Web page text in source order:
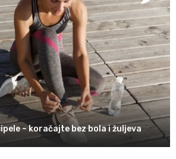
– koračajte bez bola i žuljeva